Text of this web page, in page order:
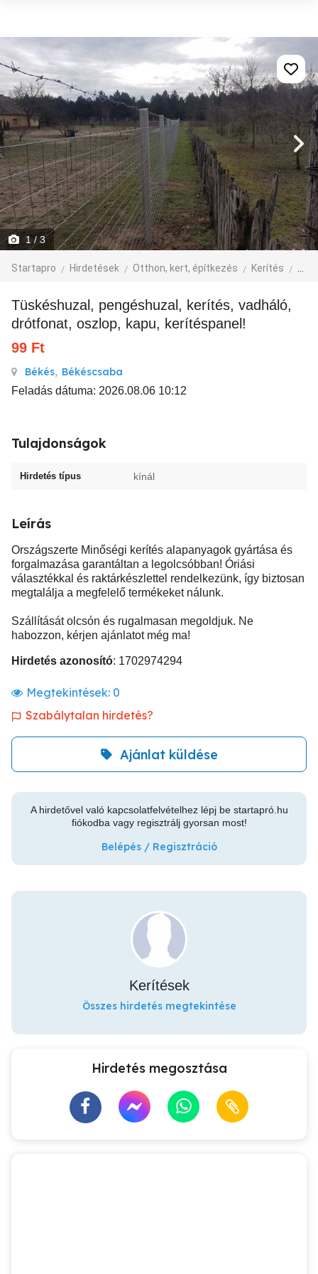
1/ 3
Startapro Hirdetések Otthon, kert, építkezés Kerítés
Tüskéshuzal, pengéshuzal, kerítés, vadháló,
drótfonat, oszlop, kapu, kerítéspanel!
99 Ft
Békés, Békéscsaba
Feladás dátuma: 2026.08.06 10:12
Tulajdonságok
Hirdetés típus kínál
Leírás
Országszerte Minőségi kerítés alapanyagok gyártása és
forgalmazása garantáltan a legolcsóbban! Óriási
választékkal és raktárkészlettel rendelkezünk, így biztosan
megtalálja a megfelelő termékeket nálunk.
Szállítását olcsón és rugalmasan megoldjuk. Ne
habozzon, kérjen ajánlatot még ma!
Hirdetés azonosító: 1702974294
Megtekintések: 0
Szabálytalan hirdetés?
Ajánlat küldése
A hirdetővel való kapcsolatfelvételhez lépj be startapró.hu
fiókodba vagy regisztrálj gyorsan most!
Belépés / Regisztráció
Kerítések
Összes hirdetés megtekintése
Hirdetés megosztása